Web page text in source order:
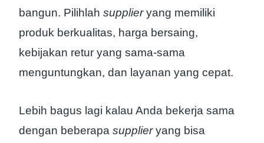
bangun. Pilihlah supplieryang memiliki
produk berkualitas, harga bersaing,
kebijakan retur yang sama-sama
menguntungkan, dan layanan yang cepat.
Lebih bagus lagi kalau Anda bekerja sama
dengan beberapa supplieryang bisa